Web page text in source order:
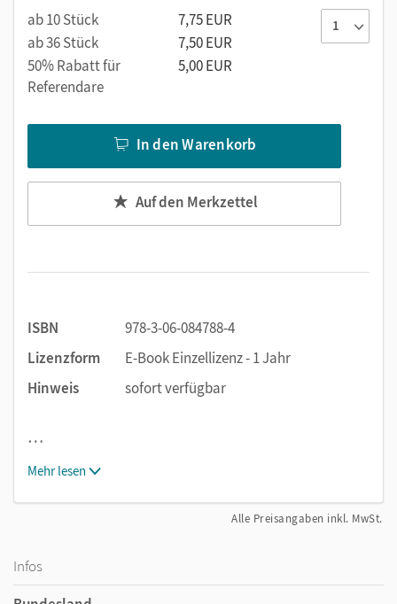
ab 10 Stück
7,75 EUR
ab 36 Stück
7,50 EUR
50% Rabatt für
Referendare
5,00 EUR
In den Warenkorb
Auf den Merkzettel
ISBN
978-3-06-084788-4
Lizenzform
E-Book Einzellizenz - 1 Jahr
Hinweis
sofort verfügbar
…
Mehr lesen
Alle Preisangaben inkl. MwSt.
Infos